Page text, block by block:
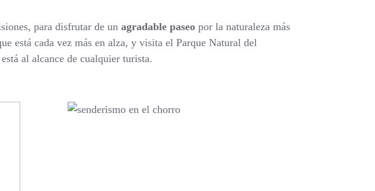
para disfrutar de unagradable paseo por la naturaleza más
está cada vez más en alza, y visita el Parque Natural del
al alcance de cualquier turista.